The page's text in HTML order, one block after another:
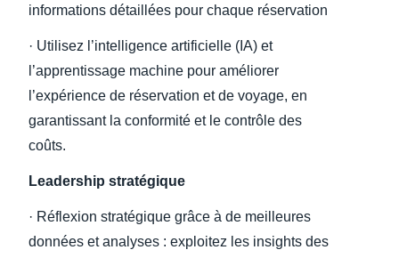
informations détaillées pour chaque réservation
· Utilisez l’intelligence artificielle (IA) et
l’apprentissage machine pour améliorer
l’expérience de réservation et de voyage, en
garantissant la conformité et le contrôle des
coûts.
Leadership stratégique
· Réflexion stratégique grâce à de meilleures
données et analyses : exploitez les insights des